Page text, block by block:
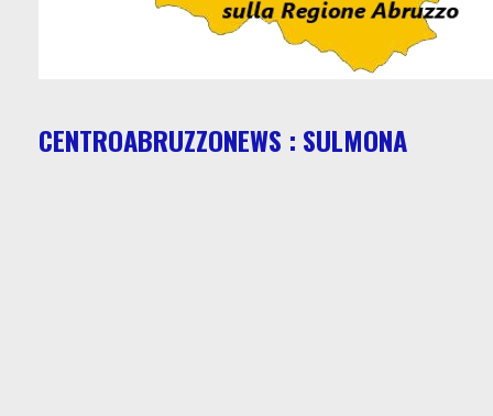
CENTROABRUZZONEWS : SULMONA